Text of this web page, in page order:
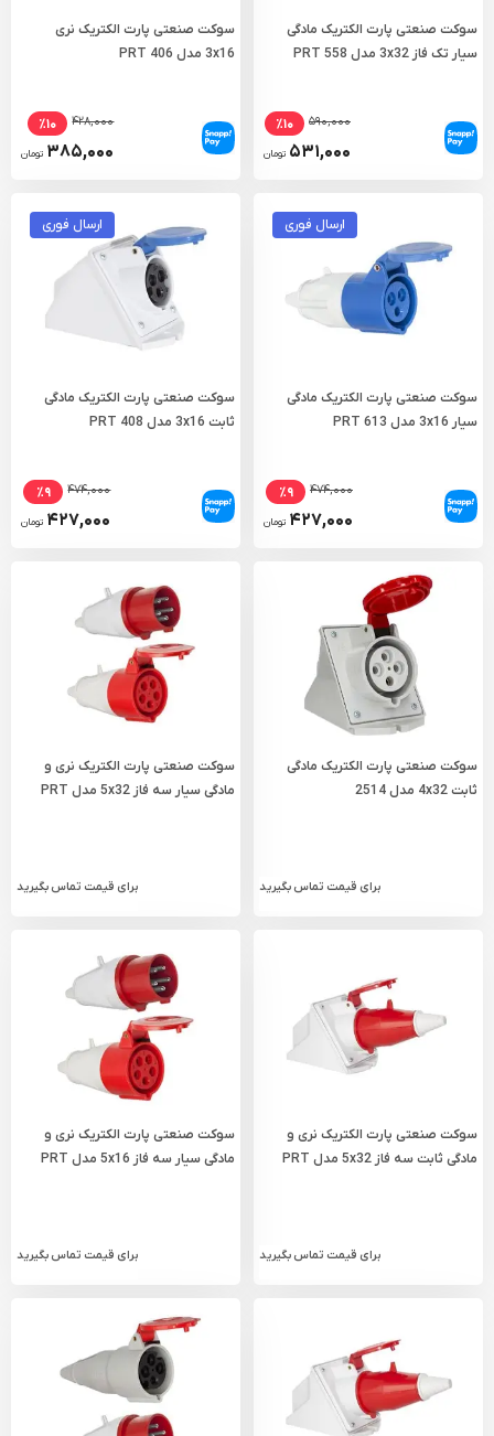
سوکت صنعتی پارت الکتریک مادگی
سیار تک فاز 3x32 مدل PRT 558
۵۹۰,۰۰۰ ٪۱۰
۵۳۱,۰۰۰ تومان
سوکت صنعتی پارت الکتریک نری
3x16 مدل PRT 406
۴۲۸,۰۰۰ ٪۱۰
۳۸۵,۰۰۰ تومان
ارسال فوری
سوکت صنعتی پارت الکتریک مادگی
سیار 3x16 مدل PRT 613
۴۷۴,۰۰۰ ٪۹
۴۲۷,۰۰۰ تومان
ارسال فوری
سوکت صنعتی پارت الکتریک مادگی
ثابت 3x16 مدل PRT 408
۴۷۴,۰۰۰ ٪۹
۴۲۷,۰۰۰ تومان
سوکت صنعتی پارت الکتریک مادگی
ثابت 4x32 مدل 2514
برای قیمت تماس بگیرید
سوکت صنعتی پارت الکتریک نری و
مادگی سیار سه فاز 5x32 مدل PRT
برای قیمت تماس بگیرید
سوکت صنعتی پارت الکتریک نری و
مادگی ثابت سه فاز 5x32 مدل PRT
برای قیمت تماس بگیرید
سوکت صنعتی پارت الکتریک نری و
مادگی سیار سه فاز 5x16 مدل PRT
برای قیمت تماس بگیرید